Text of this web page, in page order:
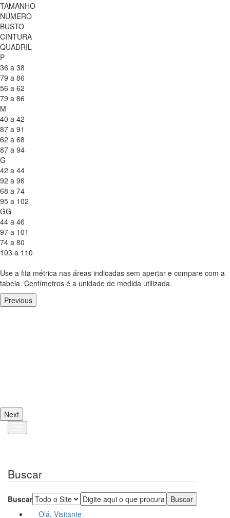
TAMANHO
NÚMERO
BUSTO
CINTURA
QUADRIL
P
36 a 38
79 a 86
56 a 62
79 a 86
M
40 a 42
87 a 91
62 a 68
87 a 94
G
42 a 44
92 a 96
68 a 74
95 a 102
GG
44 a 46
97 a 101
74 a 80
103 a 110
Use a fita métrica nas áreas indicadas sem apertar e compare com a
tabela. Centímetros é a unidade de medida utilizada.
Previous
Next
Buscar
Buscar
Olá, Visitante